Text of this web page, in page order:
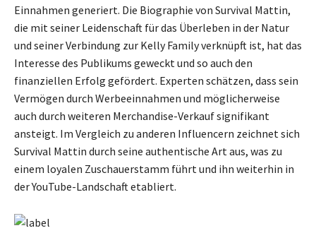
Einnahmen generiert. Die Biographie von Survival Mattin,
die mit seiner Leidenschaft für das Überleben in der Natur
und seiner Verbindung zur Kelly Family verknüpft ist, hat das
Interesse des Publikums geweckt und so auch den
finanziellen Erfolg gefördert. Experten schätzen, dass sein
Vermögen durch Werbeeinnahmen und möglicherweise
auch durch weiteren Merchandise-Verkauf signifikant
ansteigt. Im Vergleich zu anderen Influencern zeichnet sich
Survival Mattin durch seine authentische Art aus, was zu
einem loyalen Zuschauerstamm führt und ihn weiterhin in
der YouTube-Landschaft etabliert.